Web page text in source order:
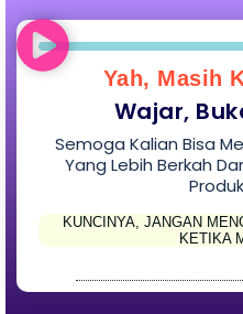
Yah, Masih
Wajar,
Semoga Kalian Bisa
Yang Lebih Berkah
KUNCINYA, JANGAN
KETIKA